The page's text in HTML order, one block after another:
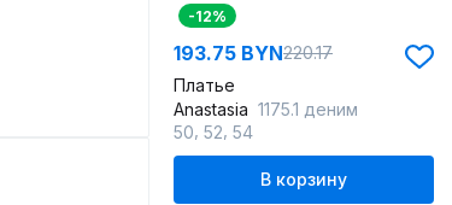
-12%
193.75 BYN220.17
Платье
Anastasia 1175.1 деним
50 52 54
В корзину